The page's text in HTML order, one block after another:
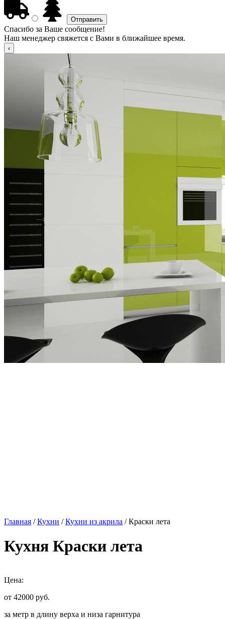
Спасибо за Ваше сообщение!
Наш менеджер свяжется с Вами в ближайшее время.
Главная /Кухни /Кухни из акрила / Краски лета
Кухня Краски лета
Цена:
от 42000 руб.
за метр в длину верха и низа гарнитура